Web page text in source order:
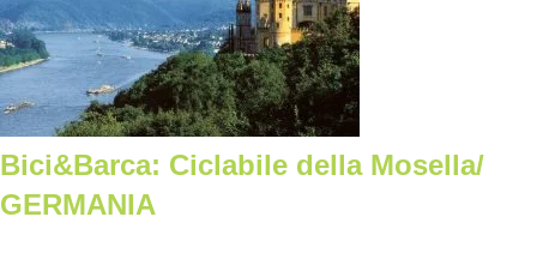
Bici&Barca: Ciclabile della Mosella/
GERMANIA